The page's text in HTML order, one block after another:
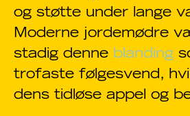
og støtte under lange
Moderne jordemødre
stadig denne blanding
trofaste følgesvend,
dens tidløse appel og